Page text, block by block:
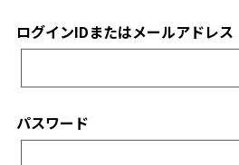
ログインIDまたはメールアドレス
パスワード